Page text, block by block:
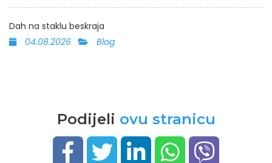
Dah na staklu beskraja
04.08.2026
Blog
Podijeli ovu stranicu